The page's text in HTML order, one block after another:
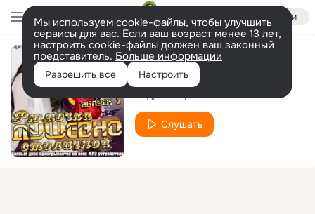
Войти
Мы используем cookie-файлы, чтобы улучшить
сервисы для вас. Если ваш возраст менее 13 лет,
настроить cookie-файлы должен ваш законный
представитель. Больше информации
Разрешить все Настроить
Надо, надо
Слушать